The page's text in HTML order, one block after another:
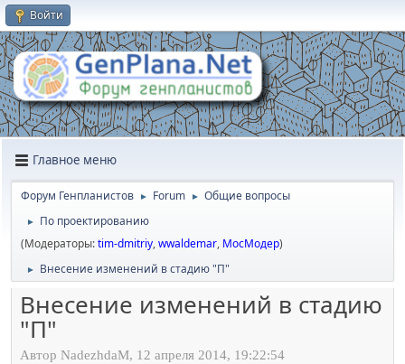
Войти
Главное меню
Форум Генпланистов ► Forum ► Общие вопросы
►
По проектированию
(Модераторы:tim-dmitriy,wwaldemar, МосМодер)
► Внесение изменений в стадию "П"
Внесение изменений в стадию
"П"
Автор NadezhdaM, 12 апреля 2014, 19:22:54